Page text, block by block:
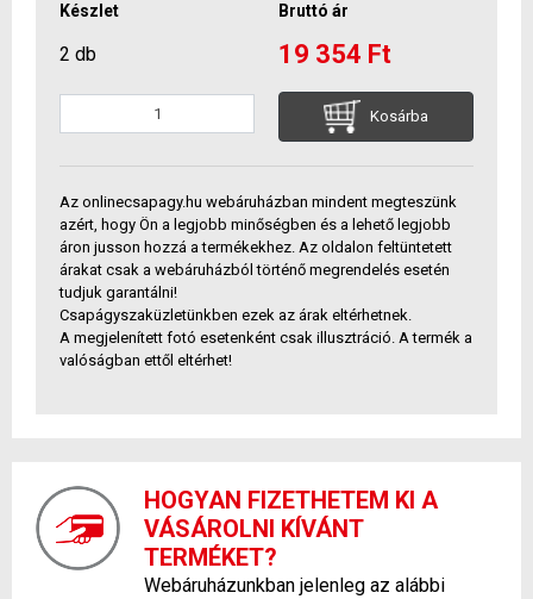
Készlet Bruttó ár
2 db 19 354 Ft
Kosárba
Az onlinecsapagy.hu webáruházban mindent megteszünk
azért, hogy Ön a legjobb minőségben és a lehető legjobb
áron jusson hozzá a termékekhez. Az oldalon feltüntetett
árakat csak a webáruházból történő megrendelés esetén
tudjuk garantálni!
Csapágyszaküzletünkben ezek az árak eltérhetnek.
A megjelenített fotó esetenként csak illusztráció. A termék a
valóságban ettől eltérhet!
HOGYAN FIZETHETEM KI A
VÁSÁROLNI KÍVÁNT
TERMÉKET?
Webáruházunkban jelenleg az alábbi